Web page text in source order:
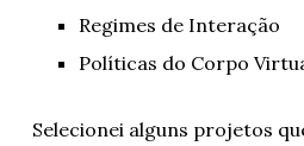
Regimes de Interação
Políticas do Corpo
Selecionei alguns projetos